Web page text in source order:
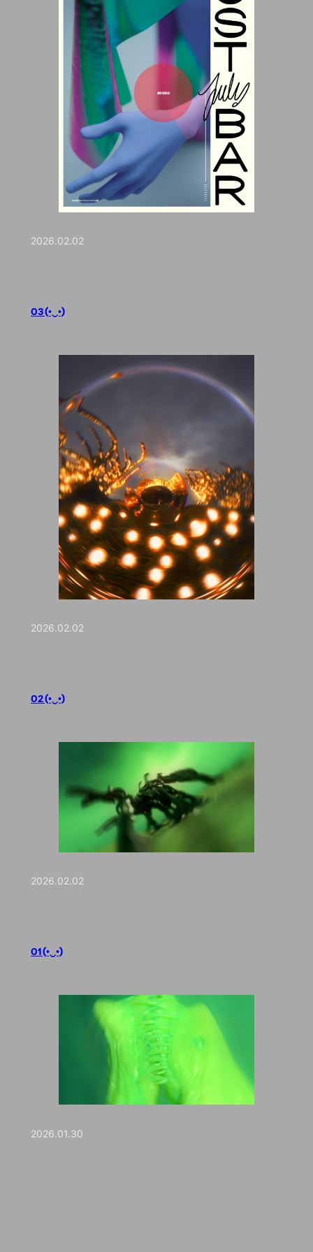
2026.02.02
03 (•‿•)
2026.02.02
02 (•‿•)
2026.02.02
01 (•‿•)
2026.01.30